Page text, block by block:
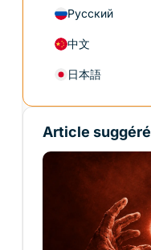
Русский
中文
日本語
Article suggéré